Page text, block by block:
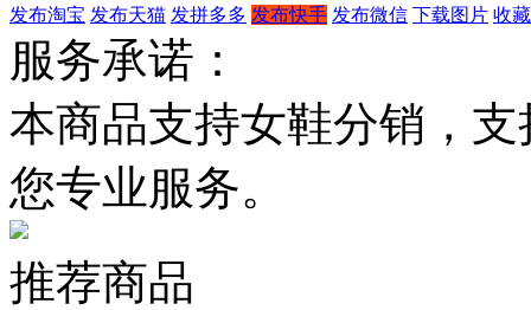
发布淘宝 发布天猫 发拼多多 发布快手 发布微信 下载图片 收
服务承诺：
本商品支持女鞋分销，
您专业服务。
推荐商品